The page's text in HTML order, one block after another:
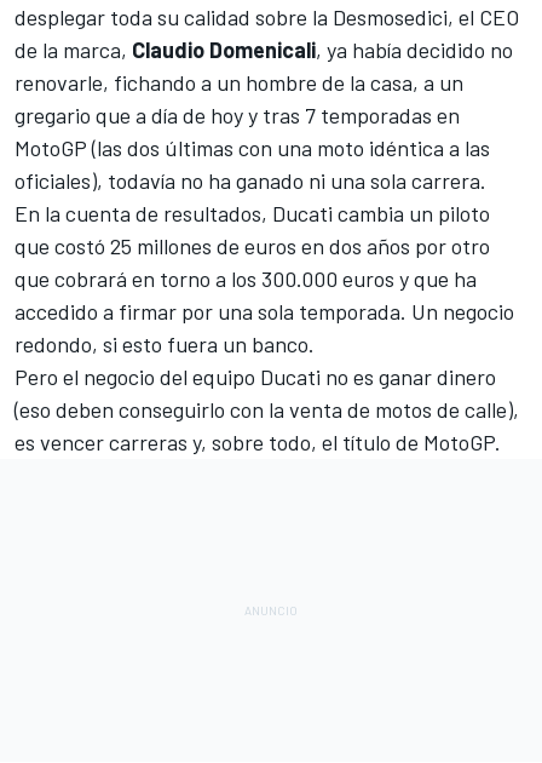
desplegar toda su calidad sobre la Desmosedici, el CEO
de la marca, Claudio Domenicali, ya había decidido no
renovarle, fichando a un hombre de la casa, a un
gregario que a día de hoy y tras 7 temporadas en
MotoGP (las dos últimas con una moto idéntica a las
oficiales), todavía no ha ganado ni una sola carrera.
En la cuenta de resultados, Ducati cambia un piloto
que costó 25 millones de euros en dos años por otro
que cobrará en torno a los 300.000 euros y que ha
accedido a firmar por una sola temporada. Un negocio
redondo, si esto fuera un banco.
Pero el negocio del equipo Ducati no es ganar dinero
(eso deben conseguirlo con la venta de motos de calle),
es vencer carreras y, sobre todo, el título de MotoGP.